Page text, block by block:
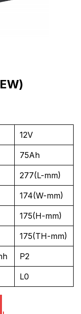
12V
75Ah
277(L-mm)
174(W-mm)
175(H-mm)
175(TH-mm)
P2
L0